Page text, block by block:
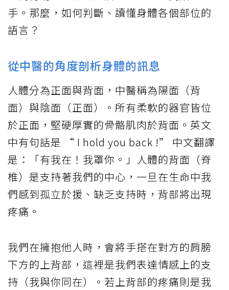
手。那麼，如何判斷、讀懂身體各個部位的
語言？
從中醫的角度剖析身體的訊息
人體分為正面與背面，中醫稱為陽面（背
面）與陰面（正面）。所有柔軟的器官皆位
於正面，堅硬厚實的骨骼肌肉於背面。英文
中有句話是 “ I hold you back !” 中文翻譯
是：「有我在！我罩你。」人體的背面（脊
椎）是支持著我們的中心，一旦在生命中我
們感到孤立於援、缺乏支持時，背部將出現
疼痛。
我們在擁抱他人時，會將手搭在對方的肩膀
下方的上背部，這裡是我們表達情感上的支
持（我與你同在）。若上背部的疼痛則是我